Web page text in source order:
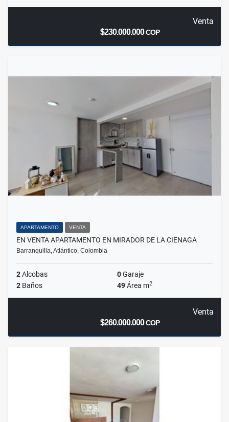
Venta
$230.000.000COP
APARTAMENTO VENTA
EN VENTA APARTAMENTO EN MIRADOR DE LA CIENAGA
Barranquilla, Atlántico, Colombia
2Alcobas 0Garaje
2 Baños 49Área m2
Venta
$260.000.000COP